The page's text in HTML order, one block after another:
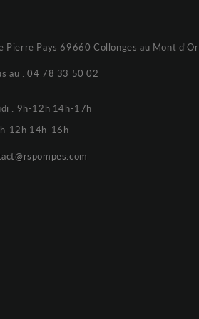
Pierre Pays 69660 Collonges au Mont d'Or
au :04 78 33 50 02
: 9h-12h 14h-17h
12h 14h-16h